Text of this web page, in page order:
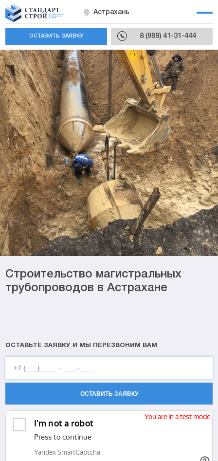
Астрахань
8 (999) 41-31-444
ОСТАВИТЬ ЗАЯВКУ
Строительство магистральных
трубопроводов в Астрахане
ОСТАВЬТЕ ЗАЯВКУ И МЫ ПЕРЕЗВОНИМ ВАМ
ОСТАВИТЬ ЗАЯВКУ